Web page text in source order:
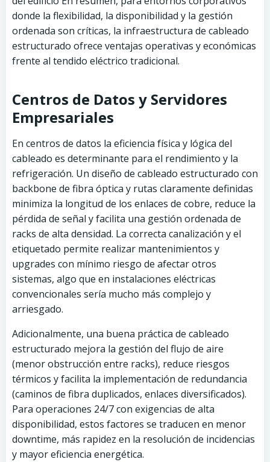
donde la flexibilidad, la disponibilidad y la gestión
ordenada son críticas, la infraestructura de cableado
estructurado ofrece ventajas operativas y económicas
frente al tendido eléctrico tradicional.
Centros de Datos y Servidores
Empresariales
En centros de datos la eficiencia física y lógica del
cableado es determinante para el rendimiento y la
refrigeración. Un diseño de cableado estructurado con
backbone de fibra óptica y rutas claramente definidas
minimiza la longitud de los enlaces de cobre, reduce la
pérdida de señal y facilita una gestión ordenada de
racks de alta densidad. La correcta canalización y el
etiquetado permite realizar mantenimientos y
upgrades con mínimo riesgo de afectar otros
sistemas, algo que en instalaciones eléctricas
convencionales sería mucho más complejo y
arriesgado.
Adicionalmente, una buena práctica de cableado
estructurado mejora la gestión del flujo de aire
(menor obstrucción entre racks), reduce riesgos
térmicos y facilita la implementación de redundancia
(caminos de fibra duplicados, enlaces diversificados).
Para operaciones 24/7 con exigencias de alta
disponibilidad, estos factores se traducen en menor
downtime, más rapidez en la resolución de incidencias
y mayor eficiencia energética.